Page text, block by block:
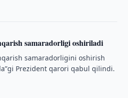
samaradorligi oshiriladi
samaradorligini oshirish
Prezident qarori qabul qilindi.